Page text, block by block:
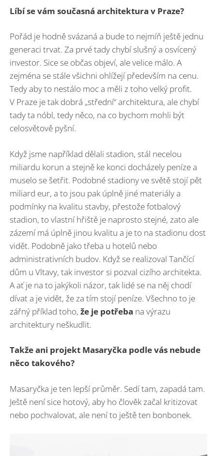
Líbí se vám současná architektura v Praze?
Pořád je hodně svázaná a bude to nejmíň ještě jednu
generaci trvat. Za prvé tady chybí slušný a osvícený
investor. Sice se občas objeví, ale velice málo. A
zejména se stále všichni ohlížejí především na cenu.
Tedy aby to nestálo moc a měli z toho velký profit.
V Praze je tak dobrá „střední“ architektura, ale chybí
tady ta nóbl, tedy něco, na co bychom mohli být
celosvětově pyšní.
Když jsme například dělali stadion, stál necelou
miliardu korun a stejně ke konci docházely peníze a
muselo se šetřit. Podobné stadiony ve světě stojí pět
miliard eur, a to jsou pak úplně jiné materiály a
podmínky na kvalitu stavby, přestože fotbalový
stadion, to vlastní hřiště je naprosto stejné, zato ale
zázemí má úplně jinou kvalitu a je to na stadionu dost
vidět. Podobně jako třeba u hotelů nebo
administrativních budov. Když se realizoval Tančící
dům u Vltavy, tak investor si pozval cizího architekta.
A ať je na to jakýkoli názor, tak lidé se na něj chodí
dívat a je vidět, že za tím stojí peníze. Všechno to je
zářný příklad toho, že je potřeba na výrazu
architektury neškudlit.
Takže ani projekt Masaryčka podle vás nebude
něco takového?
Masaryčka je ten lepší průměr. Sedí tam, zapadá tam.
Ještě není sice hotový, aby ho člověk začal kritizovat
nebo pochvalovat, ale není to ještě ten bonbonek.